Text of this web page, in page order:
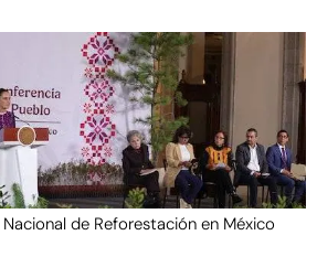
de Reforestación en México